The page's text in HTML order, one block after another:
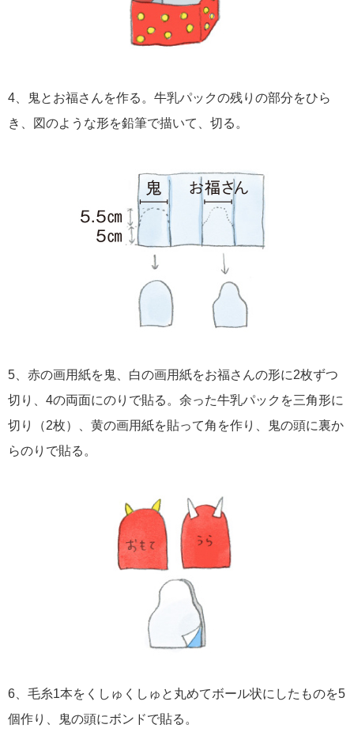
4、鬼とお福さんを作る。牛乳パックの残りの部分をひら
き、図のような形を鉛筆で描いて、切る。
5、赤の画用紙を鬼、白の画用紙をお福さんの形に2枚ずつ
切り、4の両面にのりで貼る。余った牛乳パックを三角形に
切り（2枚）、黄の画用紙を貼って角を作り、鬼の頭に裏か
らのりで貼る。
6、毛糸1本をくしゅくしゅと丸めてボール状にしたものを5
個作り、鬼の頭にボンドで貼る。